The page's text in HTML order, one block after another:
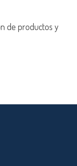
de productos y